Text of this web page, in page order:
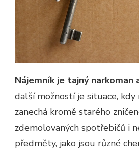
Nájemník je tajný narkoman
další možností je situace, kdy
zanechá kromě starého
zdemolovaných spotřebičů i
předměty, jako jsou různé